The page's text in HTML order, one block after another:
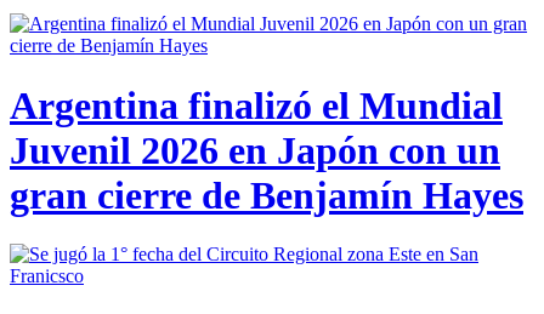
Argentina finalizó el Mundial
Juvenil 2026 en Japón con un
gran cierre de Benjamín Hayes